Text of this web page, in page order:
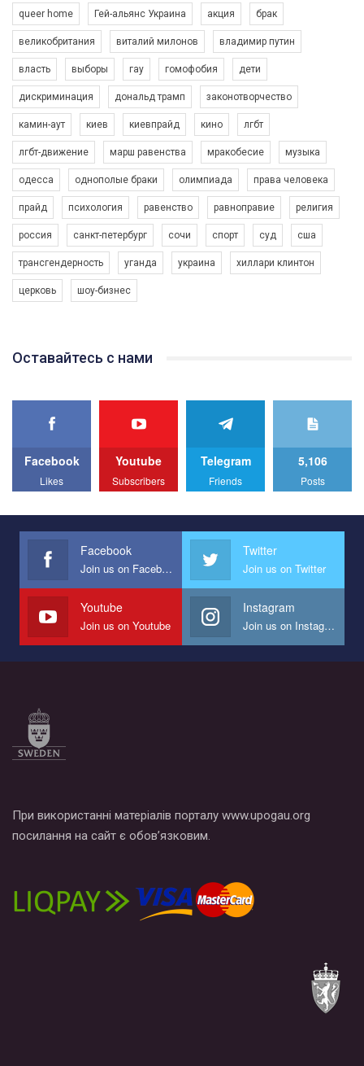
Зупинимо насильство проти ЛГБТ в Україні! Stop violence against LGBT in Ukraine!
6/30/2017
Емоційний та вражаючий промо-ролік на конкурс PACT, який
представляє програму "Гей-альянс Україна" з протидії
насильству проти ЛГБТ в Україні.
Ми просимо вашої підтримки, щоб реалізувати нашу
програму з боротьби з насильством проти ЛГБТ в Україні.
Якщо ти хочеш підтримати нас - просто натисни "лайк" під
best video, representing programme for the development of
We appeal to your support and ask to help us implement our plan
All you have to do is to press "Like" below the video.
Эмоционально сильный ролик от команды "Гей-альянс
представляющий программу развития организации.
Мы просим вас поддержать нас и помочь нам реализовать
наш план по борьбе с насилием и дискриминацией на почве
СОГИ в Украине.
Все, что вам нужно сделать - это зайти на наш канал YouTube
1.9K Просмотров • 226 Нравится • 5 Комментариев
queer home Гей-альянс Украина акция брак
великобритания виталий милонов владимир путин
власть выборы гау гомофобия дети
дискриминация дональд трамп законотворчество
камин-аут киев киевпрайд кино лгбт
лгбт-движение марш равенства мракобесие музыка
одесса однополые браки олимпиада права человека
прайд психология равенство равноправие религия
россия санкт-петербург сочи спорт суд сша
трансгендерность уганда украина хиллари клинтон
церковь шоу-бизнес
Оставайтесь с нами
Facebook
Likes
Youtube
Subscribers
Telegram
Friends
5,106
Posts
Facebook
Join us on Facebook
Twitter
Join us on Twitter
Youtube
Join us on Youtube
Instagram
Join us on Instagram
При використанні матеріалів порталу www.upogau.org
посилання на сайт є обов’язковим.